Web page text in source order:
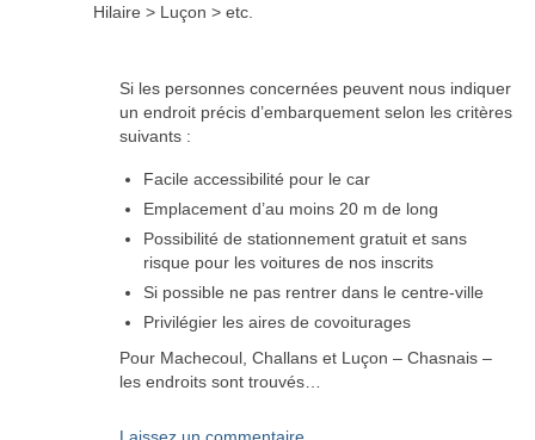
Hilaire > Luçon > etc.
Si les personnes concernées peuvent nous indiquer
un endroit précis d’embarquement selon les critères
suivants :
Facile accessibilité pour le car
Emplacement d’au moins 20 m de long
Possibilité de stationnement gratuit et sans
risque pour les voitures de nos inscrits
Si possible ne pas rentrer dans le centre-ville
Privilégier les aires de covoiturages
Pour Machecoul, Challans et Luçon – Chasnais –
les endroits sont trouvés…